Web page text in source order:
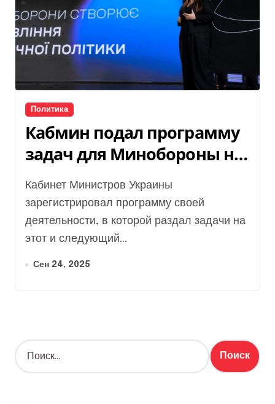
Политика
Кабмин подал программу
задач для Минобороны на
2025-2026 годы
Кабинет Министров Украины
зарегистрировал программу своей
деятельности, в которой раздал задачи на
этот и следующий...
Сен 24, 2025
Н
а